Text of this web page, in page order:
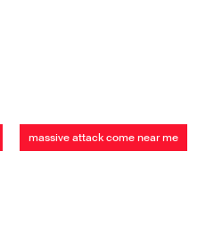
massive attack come near me